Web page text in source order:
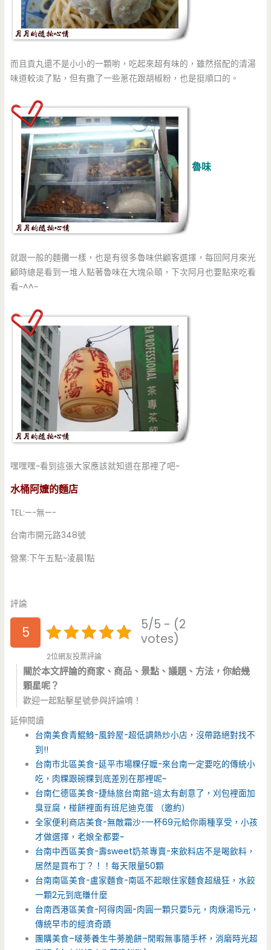
而且貢丸還不是小小的一顆喲，吃起來超有味的，雖然搭配的清湯
味道較淡了點，但有撒了一些蔥花跟胡椒粉，也是挺順口的。
魯味
就跟一般的麵攤一樣，也是有很多魯味供顧客選擇，每回阿月來光
顧時總是看到一堆人點著魯味在大塊朵頤，下次阿月也要點來吃看
看~^^~
嘿嘿嘿~看到這張大家應該就知道在那裡了吧~
水桶阿嬤的麵店
TEL:—-無—-
台南市開元路348號
營業:下午五點~凌晨1點
評論
5
5/5 - (2
votes)
2位網友投票評論
關於本文評論的商家、商品、景點、議題、方法，你給幾
顆星呢？
歡迎一起點擊星號參與評論唷！
延伸閱讀
台南美食青鯤鯓-風鈴屋-超低調熱炒小店，沒帶路絕對找不
到!!
台南市北區美食-延平市場粿仔嬤-來台南一定要吃的傳統小
吃，肉粿跟碗粿到底差別在那裡呢~
台南仁德區美食-捷絲旅台南館-這太有創意了，刈包裡面加
臭豆腐，椪餅裡面有班尼迪克蛋 （邀約）
全家便利商店美食-無敵霜沙-一杯69元給你兩種享受，小孩
才做選擇，老娘全都要~
台南中西區美食-壽sweet奶茶專賣-來飲料店不是喝飲料，
居然是買布丁？！！每天限量50顆
台南南區美食-盧家麵食-南區不起眼住家麵食超級狂，水餃
一顆2元到底賺什麼
台南西港區美食-阿得肉圓-肉圓一顆只要5元，肉焿湯15元，
傳統早市的經濟奇蹟
團購美食–啵蒡養生牛蒡脆餅–閒暇無事隨手杯，消磨時光超